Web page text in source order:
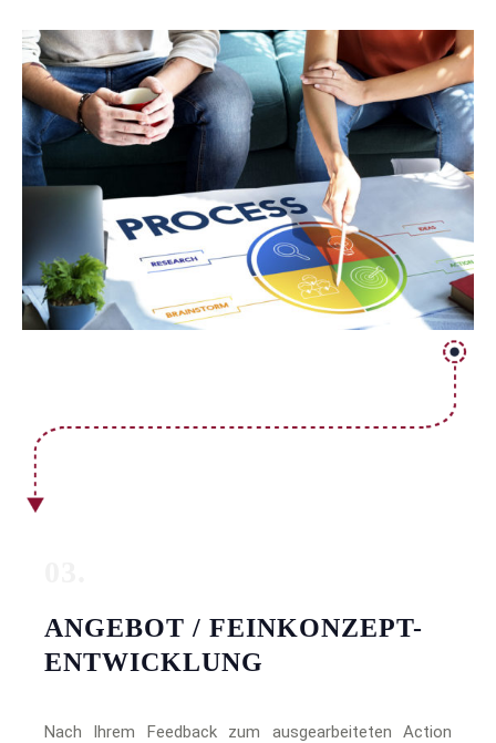
ANGEBOT / FEINKONZEPT-
ENTWICKLUNG
Nach Ihrem Feedback zum ausgearbeiteten Action